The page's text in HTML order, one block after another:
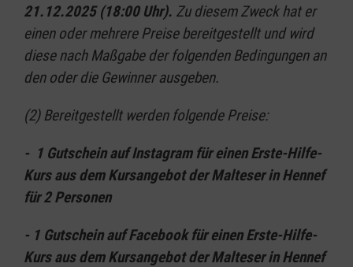
21.12.2025 (18:00 Uhr). Zu diesem Zweck hat er
einen oder mehrere Preise bereitgestellt und wird
diese nach Maßgabe der folgenden Bedingungen an
den oder die Gewinner ausgeben.
(2) Bereitgestellt werden folgende Preise:
- 1 Gutschein auf Instagram für einen Erste-Hilfe-
Kurs aus dem Kursangebot der Malteser in Hennef
für 2 Personen
- 1 Gutschein auf Facebook für einen Erste-Hilfe-
Kurs aus dem Kursangebot der Malteser in Hennef